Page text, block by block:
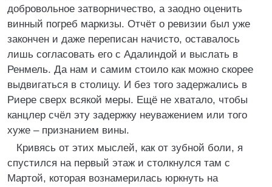
добровольное затворничество, а заодно оценить
винный погреб маркизы. Отчёт о ревизии был уже
закончен и даже переписан начисто, оставалось
лишь согласовать его с Адалиндой и выслать в
Ренмель. Да нам и самим стоило как можно скорее
выдвигаться в столицу. И без того задержались в
Риере сверх всякой меры. Ещё не хватало, чтобы
канцлер счёл эту задержку неуважением или того
хуже – признанием вины.
Кривясь от этих мыслей, как от зубной боли, я
спустился на первый этаж и столкнулся там с
Мартой, которая вознамерилась юркнуть на